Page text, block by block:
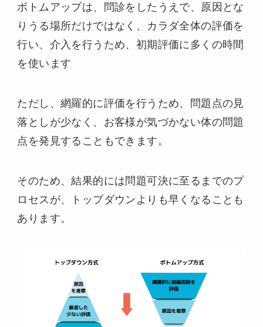
ボトムアップは、問診をしたうえで、原因とな
りうる場所だけではなく、カラダ全体の評価を
行い、介入を行うため、初期評価に多くの時間
を使います
ただし、網羅的に評価を行うため、問題点の見
落としが少なく、お客様が気づかない体の問題
点を発見することもできます。
そのため、結果的には問題可決に至るまでのプ
ロセスが、トップダウンよりも早くなることも
あります。